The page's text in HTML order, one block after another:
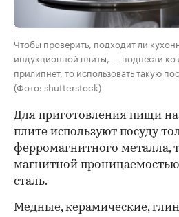
Чтобы проверить, подходит ли
индукционной плиты, — поднести ко
прилипнет, то использовать такую
(Фото: shutterstock)
Для приготовления пищи
плите используют посуду
ферромагнитного металла,
магнитной
сталь.
Медные, керамические,